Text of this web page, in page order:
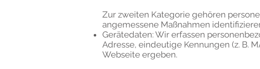
Zur zweiten Kategorie gehören
angemessene Maßnahmen
Gerätedaten: Wir erfassen
Adresse, eindeutige Kennungen (z. B.
Webseite ergeben.